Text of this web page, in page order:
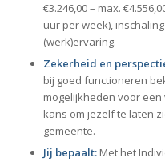
€3.246,00 – max.
uur per week),
(werk)ervaring.
Zekerheid en
bij goed functioneren
mogelijkheden voor
kans om jezelf te laten
gemeente.
Jij bepaalt: Met het